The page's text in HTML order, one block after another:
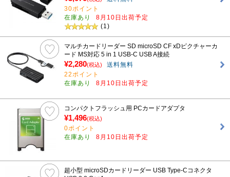
30ポイント
在庫あり
8月10日出荷予定
(1)
マルチカードリーダー SD microSD CF xDピクチャーカ
ード MS対応 5 in 1 USB-C USB A接続
¥2,280(税込)
送料無料
22ポイント
在庫あり
8月10日出荷予定
コンパクトフラッシュ用 PCカードアダプタ
¥1,496(税込)
0ポイント
在庫あり
8月10日出荷予定
超小型 microSDカードリーダー USB Type-Cコネクタ